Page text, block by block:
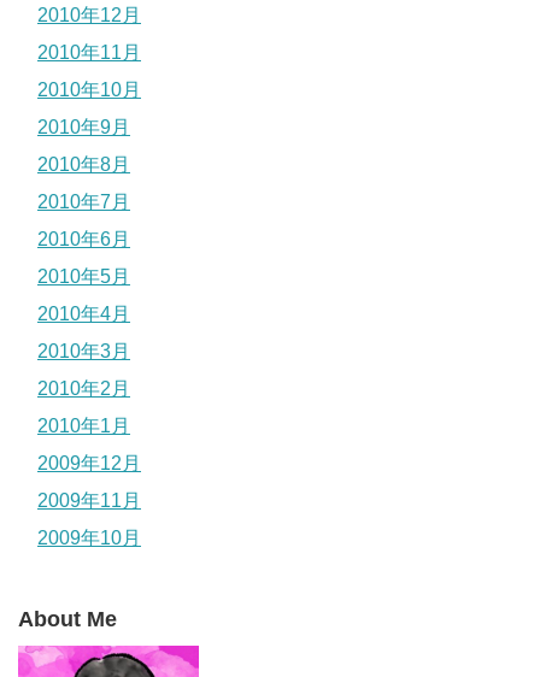
2010年12月
2010年11月
2010年10月
2010年9月
2010年8月
2010年7月
2010年6月
2010年5月
2010年4月
2010年3月
2010年2月
2010年1月
2009年12月
2009年11月
2009年10月
About Me